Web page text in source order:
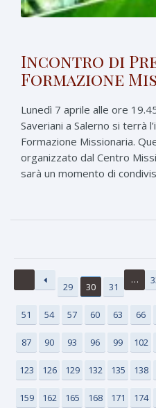
Incontro di
Formazione
Lunedì 7 aprile alle ore
Saveriani a Salerno si terrà
Formazione Missionaria.
organizzato dal Centro
sarà un momento di
29 30 31
…
51 54 57 60 63 66
87 90 93 96 99 102
123 126 129 132 135 138
159 162 165 168 171 174